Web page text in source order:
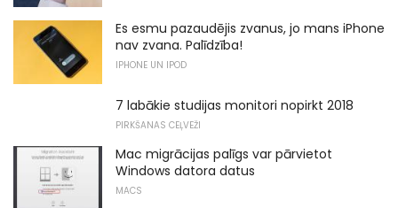
Es esmu pazaudējis zvanus, jo mans iPhone
nav zvana. Palīdzība!
IPHONE UN IPOD
7 labākie studijas monitori nopirkt 2018
PIRKŠANAS CEĻVEŽI
Mac migrācijas palīgs var pārvietot
Windows datora datus
MACS